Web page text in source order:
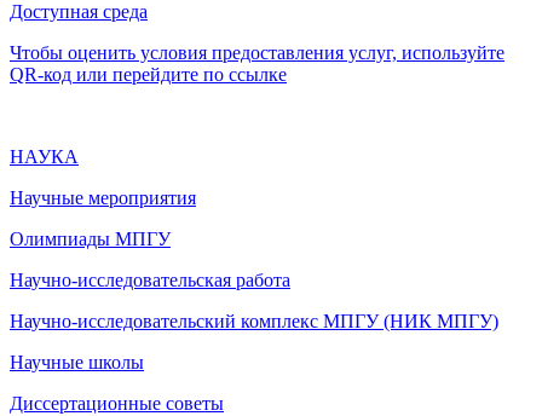
Доступная среда
Чтобы оценить условия предоставления услуг, используйте
QR-код или перейдите по ссылке
НАУКА
Научные мероприятия
Олимпиады МПГУ
Научно-исследовательская работа
Научно-исследовательский комплекс МПГУ (НИК МПГУ)
Научные школы
Диссертационные советы